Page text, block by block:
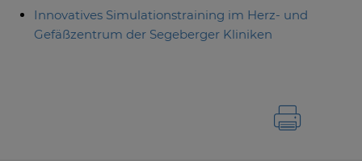
Innovatives Simulationstraining im Herz- und
Gefäßzentrum der Segeberger Kliniken